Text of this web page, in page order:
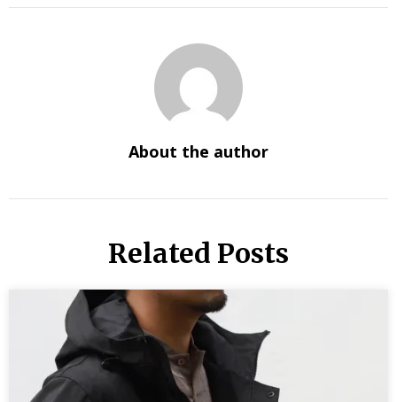
About the author
Related Posts